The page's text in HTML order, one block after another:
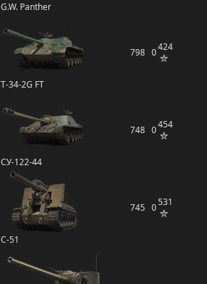
G.W. Panther
T-34-2G FT
798 0424
СУ-122-44
748 0454
С-51
745 0531